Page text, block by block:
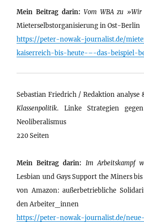
Mein Beitrag darin: Vom WBA zu
Mieterselbstorganisierung in Ost-Berlin
https://peter-nowak-journalist.de/
kaiserreich-bis-heute-–-das-beispiel-
Sebastian Friedrich / Redaktion
Klassenpolitik. Linke Strategien
Neoliberalismus
220 Seiten
Mein Beitrag darin: Im Arbeitskampf
Lesbian und Gays Support the Miners
von Amazon: außerbetriebliche
den Arbeiter_innen
https://peter-nowak-journalist.de/